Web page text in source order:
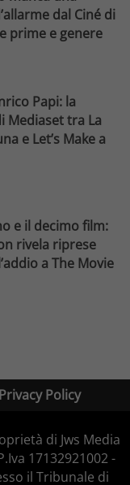
dal Ciné di
prime e genere
Papi: la
Mediaset tra La
e Let’s Make a
e il decimo film:
rivela riprese
a The Movie
Privacy Policy
di Jws Media
17132921002 -
il Tribunale di